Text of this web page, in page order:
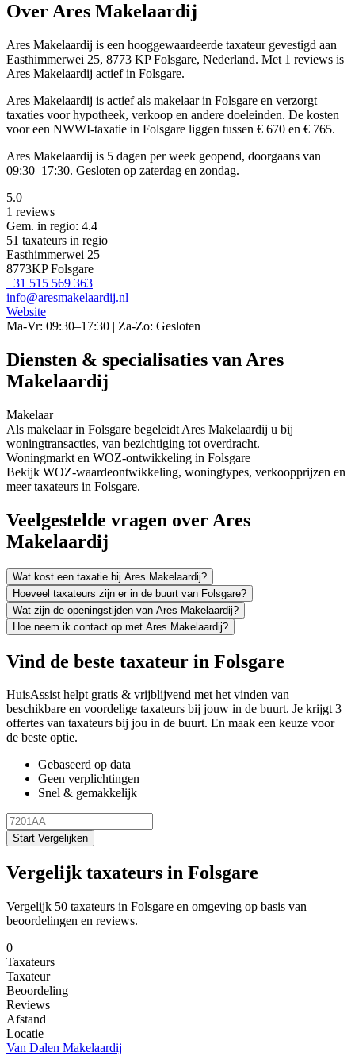
Over Ares Makelaardij
Ares Makelaardij is een hooggewaardeerde taxateur gevestigd aan
Easthimmerwei 25, 8773 KP Folsgare, Nederland. Met 1 reviews is
Ares Makelaardij actief in Folsgare.
Ares Makelaardij is actief als makelaar in Folsgare en verzorgt
taxaties voor hypotheek, verkoop en andere doeleinden. De kosten
voor een NWWI-taxatie in Folsgare liggen tussen € 670 en € 765.
Ares Makelaardij is 5 dagen per week geopend, doorgaans van
09:30–17:30. Gesloten op zaterdag en zondag.
5.0
1 reviews
Gem. in regio: 4.4
51 taxateurs in regio
Easthimmerwei 25
8773KP Folsgare
+31 515 569 363
info@aresmakelaardij.nl
Website
Ma-Vr: 09:30–17:30 | Za-Zo: Gesloten
Diensten & specialisaties van Ares
Makelaardij
Makelaar
Als makelaar in Folsgare begeleidt Ares Makelaardij u bij
woningtransacties, van bezichtiging tot overdracht.
Woningmarkt en WOZ-ontwikkeling in Folsgare
Bekijk WOZ-waardeontwikkeling, woningtypes, verkoopprijzen en
meer taxateurs in Folsgare.
Veelgestelde vragen over Ares
Makelaardij
Wat kost een taxatie bij Ares Makelaardij?
Hoeveel taxateurs zijn er in de buurt van Folsgare?
Wat zijn de openingstijden van Ares Makelaardij?
Hoe neem ik contact op met Ares Makelaardij?
Vind de beste taxateur in Folsgare
HuisAssist helpt gratis & vrijblijvend met het vinden van
beschikbare en voordelige taxateurs bij jouw in de buurt. Je krijgt 3
offertes van taxateurs bij jou in de buurt. En maak een keuze voor
de beste optie.
Gebaseerd op data
Geen verplichtingen
Snel & gemakkelijk
Start Vergelijken
Vergelijk taxateurs in Folsgare
Vergelijk 50 taxateurs in Folsgare en omgeving op basis van
beoordelingen en reviews.
0
Taxateurs
Taxateur
Beoordeling
Reviews
Afstand
Locatie
Van Dalen Makelaardij